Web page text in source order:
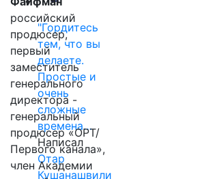
"Гордитесь
тем, что вы
делаете.
Простые и
очень
сложные
времена…
Написал
Отар
Кушанашвили
российский
продюсер,
первый
заместитель
генерального
директора -
генеральный
продюсер «ОРТ/
Первого канала»,
член Академии